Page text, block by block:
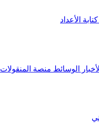
الأعداد
الأخبار الوسائط منصة المنقولات